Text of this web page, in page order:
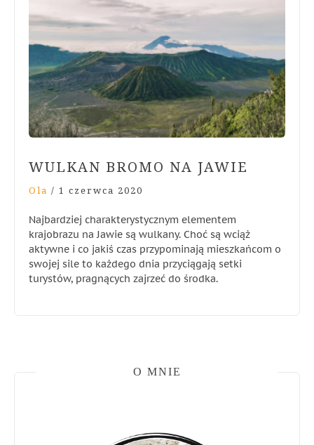
WULKAN BROMO NA JAWIE
Ola / 1 czerwca 2020
Najbardziej charakterystycznym elementem
krajobrazu na Jawie są wulkany. Choć są wciąż
aktywne i co jakiś czas przypominają mieszkańcom o
swojej sile to każdego dnia przyciągają setki
turystów, pragnących zajrzeć do środka.
O MNIE